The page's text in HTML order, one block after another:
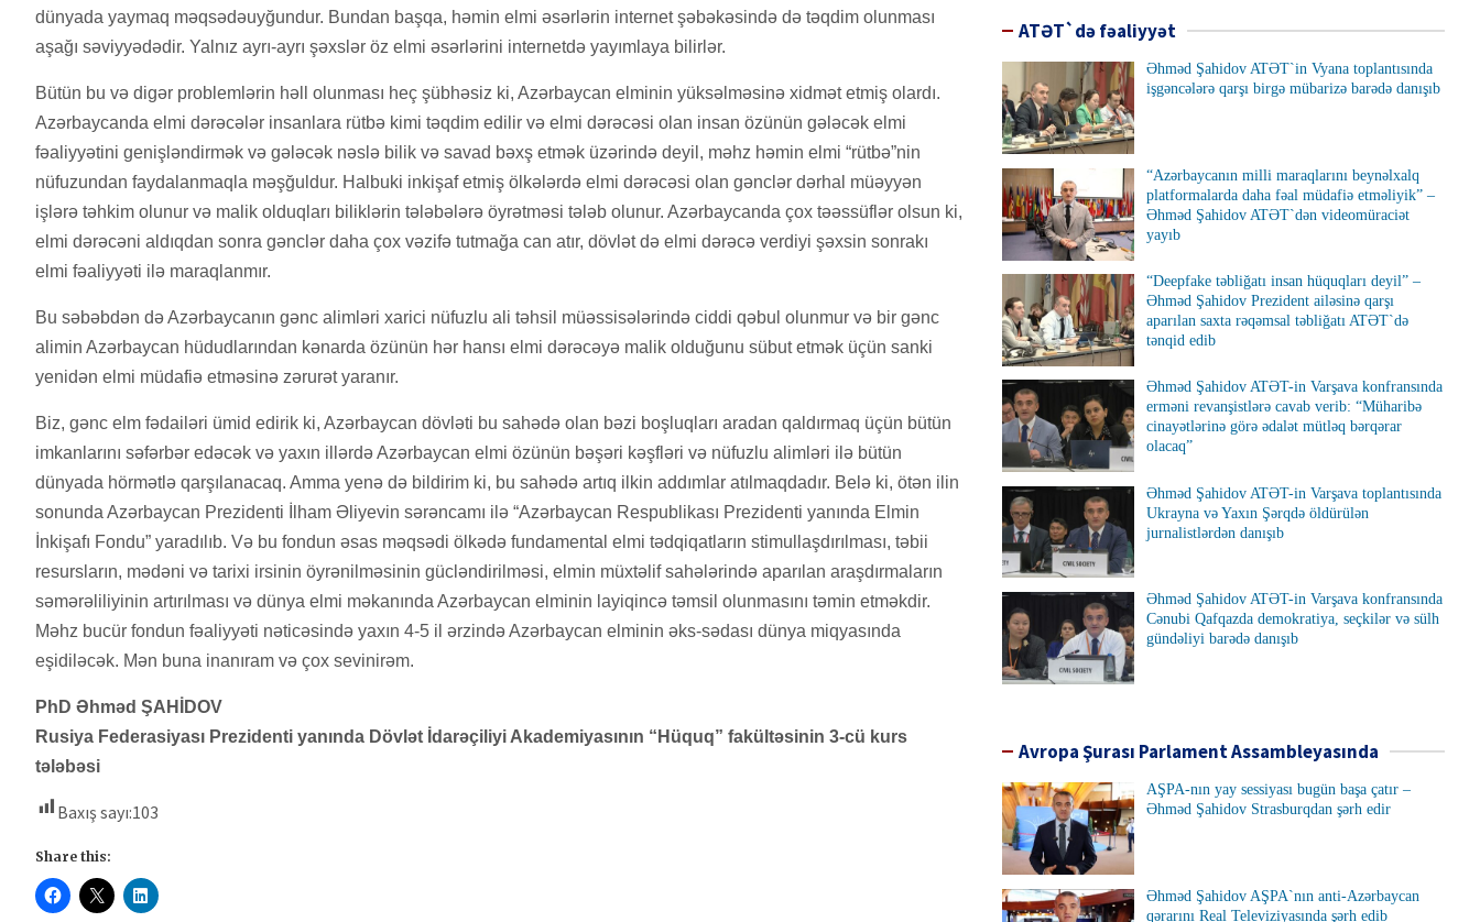
dünyada yaymaq məqsədəuyğundur. Bundan başqa, həmin elmi əsərlərin internet şəbəkəsində də təqdim olunması
aşağı səviyyədədir. Yalnız ayrı-ayrı şəxslər öz elmi əsərlərini internetdə yayımlaya bilirlər.
Bütün bu və digər problemlərin həll olunması heç şübhəsiz ki, Azərbaycan elminin yüksəlməsinə xidmət etmiş olardı.
Azərbaycanda elmi dərəcələr insanlara rütbə kimi təqdim edilir və elmi dərəcəsi olan insan özünün gələcək elmi
fəaliyyətini genişləndirmək və gələcək nəslə bilik və savad bəxş etmək üzərində deyil, məhz həmin elmi “rütbə”nin
nüfuzundan faydalanmaqla məşğuldur. Halbuki inkişaf etmiş ölkələrdə elmi dərəcəsi olan gənclər dərhal müəyyən
işlərə təhkim olunur və malik olduqları biliklərin tələbələrə öyrətməsi tələb olunur. Azərbaycanda çox təəssüflər olsun ki,
elmi dərəcəni aldıqdan sonra gənclər daha çox vəzifə tutmağa can atır, dövlət də elmi dərəcə verdiyi şəxsin sonrakı
elmi fəaliyyəti ilə maraqlanmır.
Bu səbəbdən də Azərbaycanın gənc alimləri xarici nüfuzlu ali təhsil müəssisələrində ciddi qəbul olunmur və bir gənc
alimin Azərbaycan hüdudlarından kənarda özünün hər hansı elmi dərəcəyə malik olduğunu sübut etmək üçün sanki
yenidən elmi müdafiə etməsinə zərurət yaranır.
Biz, gənc elm fədailəri ümid edirik ki, Azərbaycan dövləti bu sahədə olan bəzi boşluqları aradan qaldırmaq üçün bütün
imkanlarını səfərbər edəcək və yaxın illərdə Azərbaycan elmi özünün bəşəri kəşfləri və nüfuzlu alimləri ilə bütün
dünyada hörmətlə qarşılanacaq. Amma yenə də bildirim ki, bu sahədə artıq ilkin addımlar atılmaqdadır. Belə ki, ötən ilin
sonunda Azərbaycan Prezidenti İlham Əliyevin sərəncamı ilə “Azərbaycan Respublikası Prezidenti yanında Elmin
İnkişafı Fondu” yaradılıb. Və bu fondun əsas məqsədi ölkədə fundamental elmi tədqiqatların stimullaşdırılması, təbii
resursların, mədəni və tarixi irsinin öyrənilməsinin gücləndirilməsi, elmin müxtəlif sahələrində aparılan araşdırmaların
səmərəliliyinin artırılması və dünya elmi məkanında Azərbaycan elminin layiqincə təmsil olunmasını təmin etməkdir.
Məhz bucür fondun fəaliyyəti nəticəsində yaxın 4-5 il ərzində Azərbaycan elminin əks-sədası dünya miqyasında
eşidiləcək. Mən buna inanıram və çox sevinirəm.
PhD Əhməd ŞAHİDOV
Rusiya Federasiyası Prezidenti yanında Dövlət İdarəçiliyi Akademiyasının “Hüquq” fakültəsinin 3-cü kurs
tələbəsi
Baxış sayı:103
Share this:
ATƏT`də fəaliyyət
Əhməd Şahidov ATƏT`in Vyana toplantısında
işgəncələrə qarşı birgə mübarizə barədə danışıb
“Azərbaycanın milli maraqlarını beynəlxalq
platformalarda daha fəal müdafiə etməliyik” –
Əhməd Şahidov ATƏT`dən videomüraciət
yayıb
“Deepfake təbliğatı insan hüquqları deyil” –
Əhməd Şahidov Prezident ailəsinə qarşı
aparılan saxta rəqəmsal təbliğatı ATƏT`də
tənqid edib
Əhməd Şahidov ATƏT-in Varşava konfransında
erməni revanşistlərə cavab verib: “Müharibə
cinayətlərinə görə ədalət mütləq bərqərar
olacaq”
Əhməd Şahidov ATƏT-in Varşava toplantısında
Ukrayna və Yaxın Şərqdə öldürülən
jurnalistlərdən danışıb
Əhməd Şahidov ATƏT-in Varşava konfransında
Cənubi Qafqazda demokratiya, seçkilər və sülh
gündəliyi barədə danışıb
Avropa Şurası Parlament Assambleyasında
AŞPA-nın yay sessiyası bugün başa çatır –
Əhməd Şahidov Strasburqdan şərh edir
Əhməd Şahidov AŞPA`nın anti-Azərbaycan
qərarını Real Televiziyasında şərh edib